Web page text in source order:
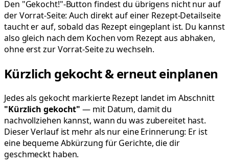
Den "Gekocht!"-Button findest du übrigens nicht nur auf
der Vorrat-Seite: Auch direkt auf einer Rezept-Detailseite
taucht er auf, sobald das Rezept eingeplant ist. Du kannst
also gleich nach dem Kochen vom Rezept aus abhaken,
ohne erst zur Vorrat-Seite zu wechseln.
Kürzlich gekocht & erneut einplanen
Jedes als gekocht markierte Rezept landet im Abschnitt
"Kürzlich gekocht" — mit Datum, damit du
nachvollziehen kannst, wann du was zubereitet hast.
Dieser Verlauf ist mehr als nur eine Erinnerung: Er ist
eine bequeme Abkürzung für Gerichte, die dir
geschmeckt haben.